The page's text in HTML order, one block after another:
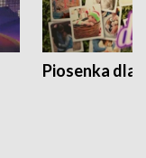
Piosenka dla